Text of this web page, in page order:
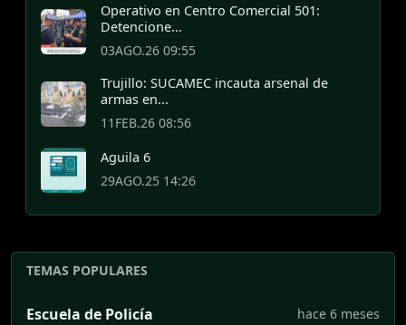
Operativo en Centro Comercial 501:
Detencione...
03AGO.26 09:55
Trujillo: SUCAMEC incauta arsenal de
armas en...
11FEB.26 08:56
Aguila 6
29AGO.25 14:26
TEMAS POPULARES
Escuela de Policía hace 6 meses